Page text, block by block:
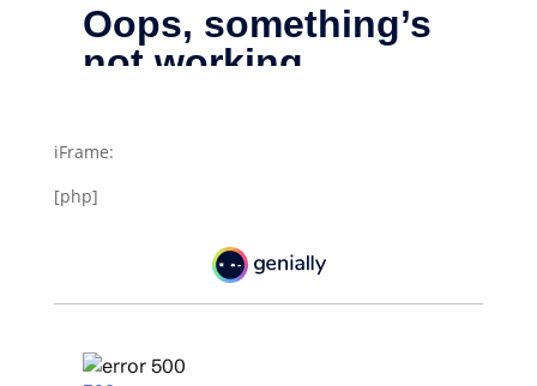
iFrame:
[php]